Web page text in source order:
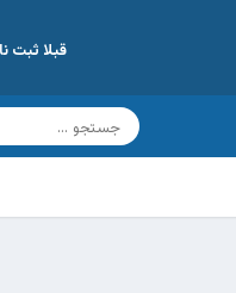
قبلا ثبت